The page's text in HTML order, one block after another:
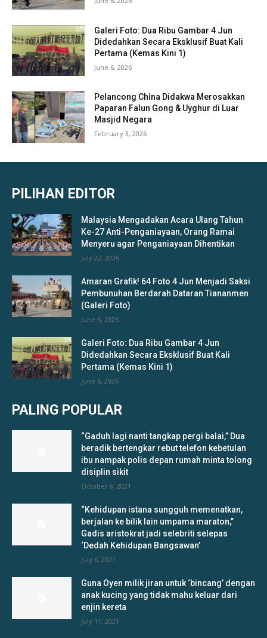
Galeri Foto: Dua Ribu Gambar 4 Jun
Didedahkan Secara Eksklusif Buat Kali
Pertama (Kemas Kini 1)
June 6, 2026
Pelancong China Didakwa Merosakkan
Paparan Falun Gong & Uyghur di Luar
Masjid Negara
February 3, 2026
PILIHAN EDITOR
Malaysia Mengadakan Acara Ulang Tahun
Ke-27 Anti-Penganiayaan, Orang Ramai
Menyeru agar Penganiayaan Dihentikan
July 22, 2026
Amaran Grafik! 64 Foto 4 Jun Menjadi Saksi
Pembunuhan Berdarah Dataran Tiananmen
(Galeri Foto)
June 6, 2026
Galeri Foto: Dua Ribu Gambar 4 Jun
Didedahkan Secara Eksklusif Buat Kali
Pertama (Kemas Kini 1)
June 6, 2026
PALING POPULAR
“Gaduh lagi nanti tangkap pergi balai,” Dua
beradik bertengkar rebut telefon kebetulan
ibu nampak polis depan rumah minta tolong
disiplin sikit
October 8, 2021
“Kehidupan istana sungguh memenatkan,
berjalan ke bilik lain umpama maraton,”
Gadis aristokrat jadi selebriti selepas
‘Dedah Kehidupan Bangsawan’
July 6, 2021
Guna Oyen milik jiran untuk ‘bincang’ dengan
anak kucing yang tidak mahu keluar dari
enjin kereta
July 11, 2021